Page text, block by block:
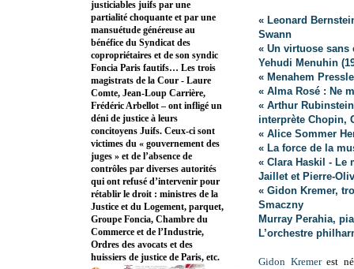
« Leonard
Swann
« Un virtuose sans
Yehudi Menuhin
« Menahem
« Alma Rosé : Ne
« Arthur
interprète Chopin,
« Alice Sommer
« La force de la
« Clara Haskil - Le
Jaillet et Pierre-
« Gidon Kremer,
Smaczny
Murray Perahia,
L’orchestre
Gidon Kremerest né
justiciables juifs par une
partialité choquante et par une
mansuétude généreuse au
bénéfice du Syndicat des
copropriétaires et de son syndic
Foncia Paris fautifs… Les trois
magistrats de la Cour - Laure
Comte, Jean-Loup Carrière,
Frédéric Arbellot – ont infligé un
déni de justice à leurs
concitoyens Juifs. Ceux-ci sont
victimes du « gouvernement des
juges » et de l’absence de
contrôles par diverses autorités
qui ont refusé d’intervenir pour
rétablir le droit : ministres de la
Justice et du Logement, parquet,
Groupe Foncia, Chambre du
Commerce et de l’Industrie,
Ordres des avocats et des
huissiers de justice de Paris, etc.